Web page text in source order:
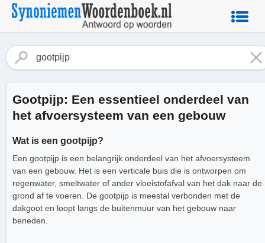
Gootpijp: Een essentieel onderdeel van
het afvoersysteem van een gebouw
Wat is een gootpijp?
Een gootpijp is een belangrijk onderdeel van het afvoersysteem
van een gebouw. Het is een verticale buis die is ontworpen om
regenwater, smeltwater of ander vloeistofafval van het dak naar de
grond af te voeren. De gootpijp is meestal verbonden met de
dakgoot en loopt langs de buitenmuur van het gebouw naar
beneden.